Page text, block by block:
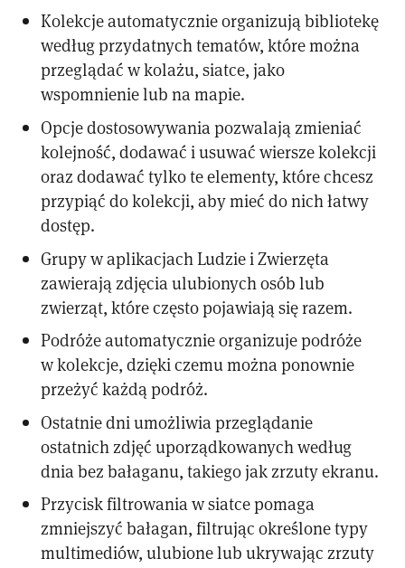
Kolekcje automatycznie organizują bibliotekę
według przydatnych tematów, które można
przeglądać w kolażu, siatce, jako
wspomnienie lub na mapie.
Opcje dostosowywania pozwalają zmieniać
kolejność, dodawać i usuwać wiersze kolekcji
oraz dodawać tylko te elementy, które chcesz
przypiąć do kolekcji, aby mieć do nich łatwy
dostęp.
Grupy w aplikacjach Ludzie i Zwierzęta
zawierają zdjęcia ulubionych osób lub
zwierząt, które często pojawiają się razem.
Podróże automatycznie organizuje podróże
w kolekcje, dzięki czemu można ponownie
przeżyć każdą podróż.
Ostatnie dni umożliwia przeglądanie
ostatnich zdjęć uporządkowanych według
dnia bez bałaganu, takiego jak zrzuty ekranu.
Przycisk filtrowania w siatce pomaga
zmniejszyć bałagan, filtrując określone typy
multimediów, ulubione lub ukrywając zrzuty